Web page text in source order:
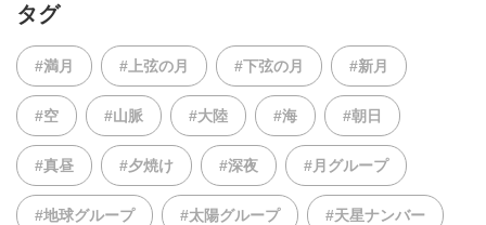
タグ
#満月 #上弦の月 #下弦の月 #新月
#空 #山脈 #大陸 #海 #朝日
#真昼 #夕焼け #深夜 #月グループ
#地球グループ #太陽グループ #天星ナンバー